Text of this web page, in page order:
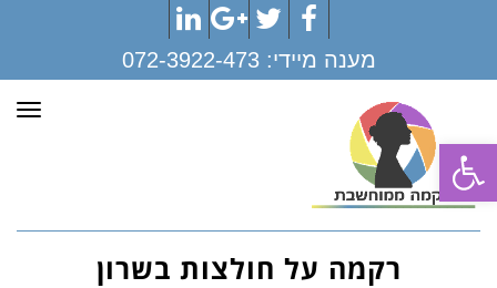
פתח סרגל נגישות
Facebook
Twitter
Google+
LinkedIn
מענה מיידי:072-3922-473
רקמה על חולצות בשרון